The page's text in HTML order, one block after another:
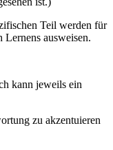
Teil werden für
Lernens ausweisen.
kann jeweils ein
zu akzentuieren